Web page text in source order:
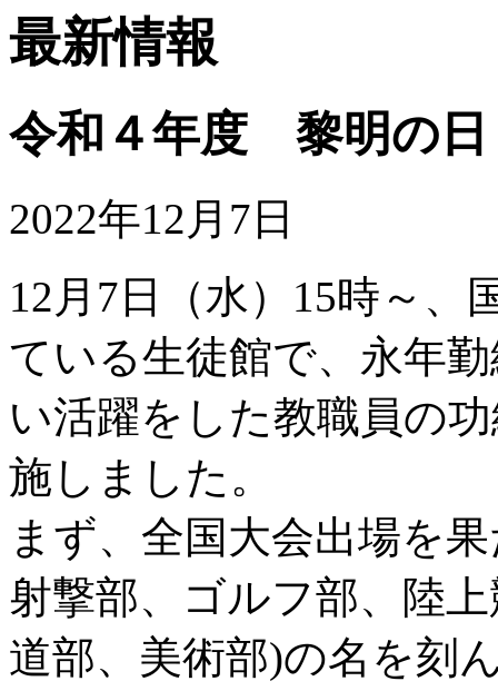
最新情報
令和４年度 黎明の日
2022年12月7日
12月7日（水）15時～、
ている生徒館で、永年
い活躍をした教職員の
施しました。
まず、全国大会出場を
射撃部、ゴルフ部、陸
道部、美術部)の名を刻